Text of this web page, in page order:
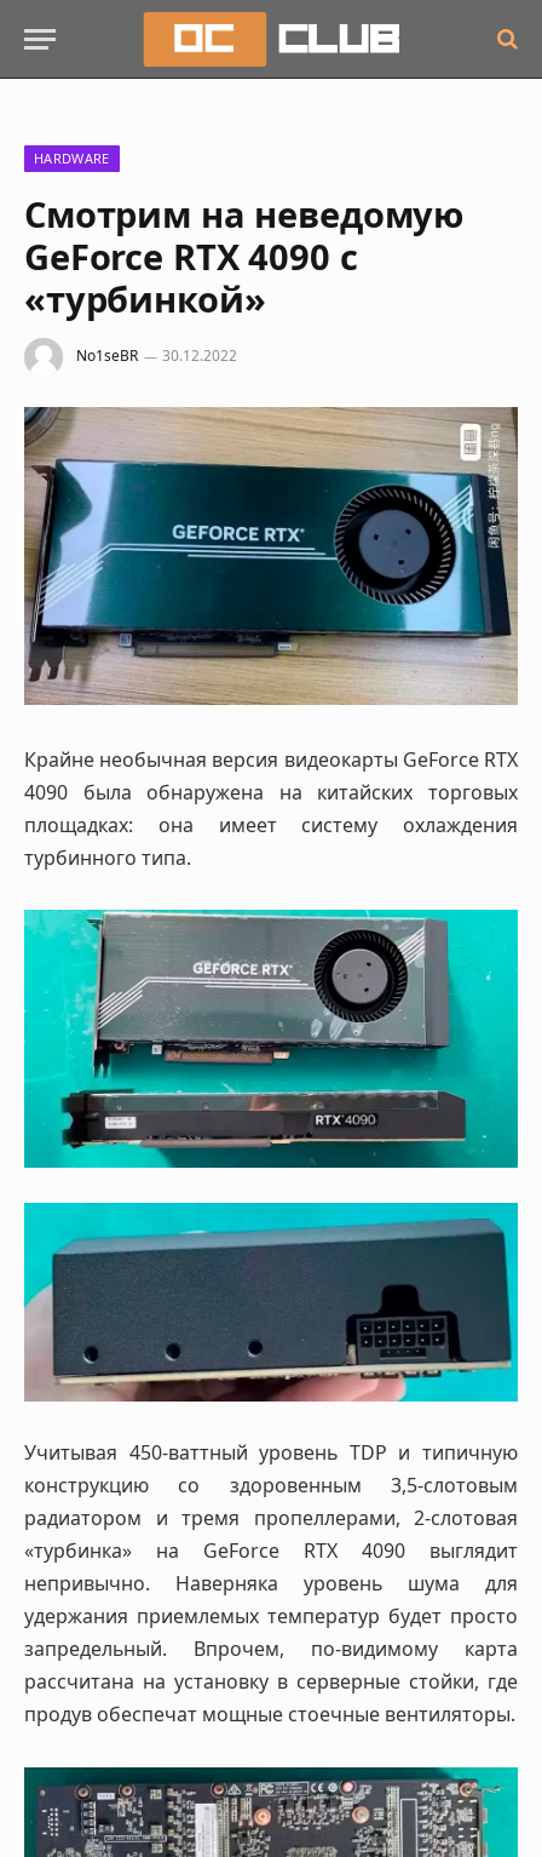
HARDWARE
Смотрим на неведомую
GeForce RTX 4090 с
«турбинкой»
No1seBR 30.12.2022
Крайне необычная версия видеокарты GeForce RTX
4090 была обнаружена на китайских торговых
площадках: она имеет систему охлаждения
турбинного типа.
Учитывая 450-ваттный уровень TDP и типичную
конструкцию со здоровенным 3,5-слотовым
радиатором и тремя пропеллерами, 2-слотовая
«турбинка» на GeForce RTX 4090 выглядит
непривычно. Наверняка уровень шума для
удержания приемлемых температур будет просто
запредельный. Впрочем, по-видимому карта
рассчитана на установку в серверные стойки, где
продув обеспечат мощные стоечные вентиляторы.